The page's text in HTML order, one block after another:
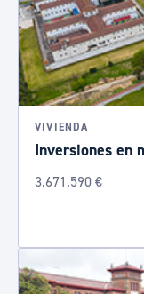
VIVIENDA
Inversiones en
3.671.590 €